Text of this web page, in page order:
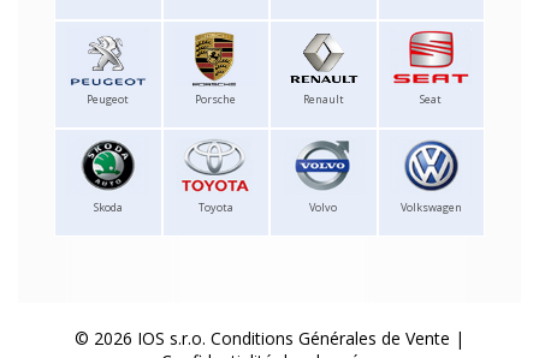
Peugeot Porsche Renault Seat
Skoda Toyota Volvo Volkswagen
© 2026 IOS s.r.o. Conditions Générales de Vente |